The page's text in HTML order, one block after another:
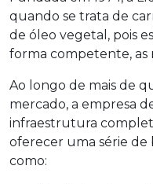
quando se trata de
de óleo vegetal, pois
forma competente, as
Ao longo de mais de
mercado, a empresa
infraestrutura
oferecer uma série de
como: